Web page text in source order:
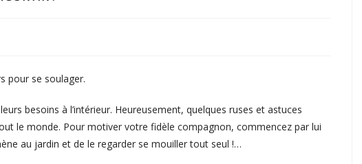
pour se soulager.
besoins à l’intérieur. Heureusement, quelques ruses et astuces
le monde. Pour motiver votre fidèle compagnon, commencez par lui
au jardin et de le regarder se mouiller tout seul !…